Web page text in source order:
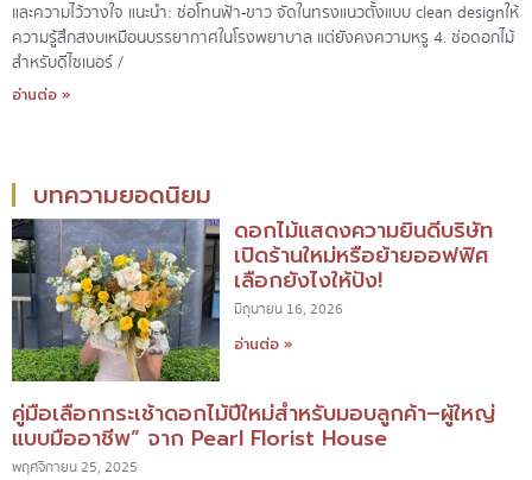
และความไว้วางใจ แนะนำ: ช่อโทนฟ้า-ขาว จัดในทรงแนวตั้งแบบ clean designให้
ความรู้สึกสงบเหมือนบรรยากาศในโรงพยาบาล แต่ยังคงความหรู 4. ช่อดอกไม้
สำหรับดีไซเนอร์ /
อ่านต่อ »
บทความยอดนิยม
ดอกไม้แสดงความยินดีบริษัท
เปิดร้านใหม่หรือย้ายออฟฟิศ
เลือกยังไงให้ปัง!
มิถุนายน 16, 2026
อ่านต่อ »
คู่มือเลือกกระเช้าดอกไม้ปีใหม่สำหรับมอบลูกค้า–ผู้ใหญ่
แบบมืออาชีพ” จาก Pearl Florist House
พฤศจิกายน 25, 2025